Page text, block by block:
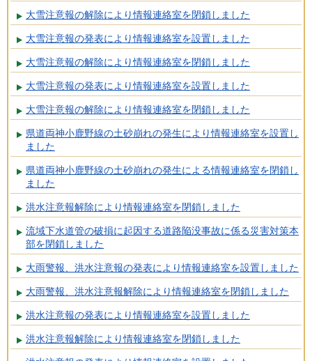
大雪注意報の解除により情報連絡室を閉鎖しました
大雪注意報の発表により情報連絡室を設置しました
大雪注意報の解除により情報連絡室を閉鎖しました
大雪注意報の発表により情報連絡室を設置しました
大雪注意報の解除により情報連絡室を閉鎖しました
県道両神小鹿野線の土砂崩れの発生により情報連絡室を設置し
ました
県道両神小鹿野線の土砂崩れの発生による情報連絡室を閉鎖し
ました
洪水注意報解除により情報連絡室を閉鎖しました
流域下水道管の破損に起因する道路陥没事故に係る災害対策本
部を閉鎖しました
大雨警報、洪水注意報の発表により情報連絡室を設置しました
大雨警報、洪水注意報解除により情報連絡室を閉鎖しました
洪水注意報の発表により情報連絡室を設置しました
洪水注意報解除により情報連絡室を閉鎖しました